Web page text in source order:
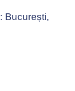
București,